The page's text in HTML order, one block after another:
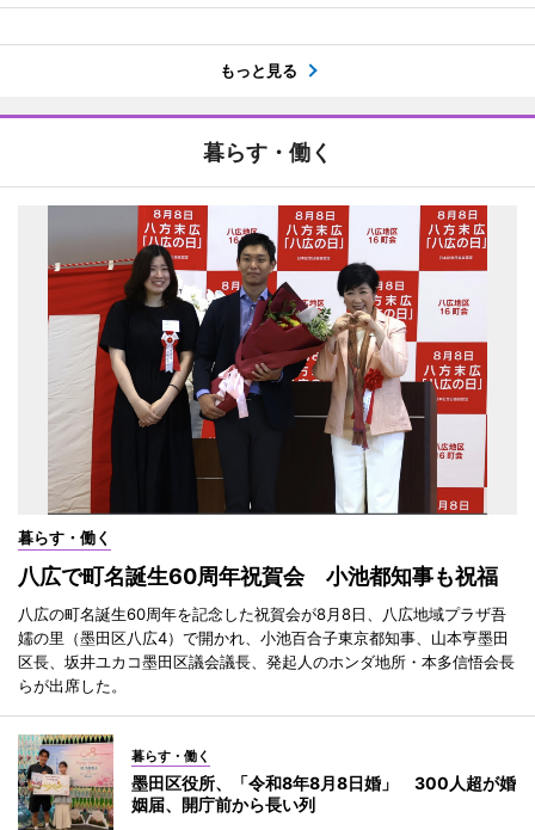
もっと見る
暮らす・働く
暮らす・働く
八広で町名誕生60周年祝賀会 小池都知事も祝福
八広の町名誕生60周年を記念した祝賀会が8月8日、八広地域プラザ吾
嬬の里（墨田区八広4）で開かれ、小池百合子東京都知事、山本亨墨田
区長、坂井ユカコ墨田区議会議長、発起人のホンダ地所・本多信悟会長
らが出席した。
暮らす・働く
墨田区役所、「令和8年8月8日婚」 300人超が婚
姻届、開庁前から長い列